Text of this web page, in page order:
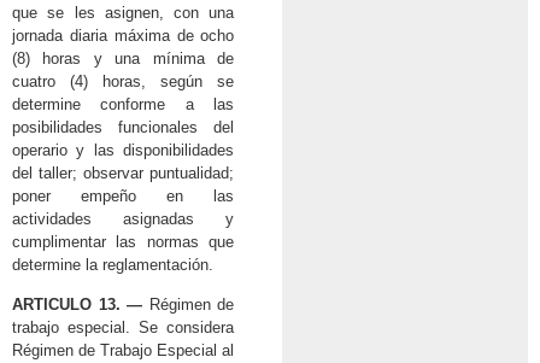
que se les asignen, con una
jornada diaria máxima de ocho
(8) horas y una mínima de
cuatro (4) horas, según se
determine conforme a las
posibilidades funcionales del
operario y las disponibilidades
del taller; observar puntualidad;
poner empeño en las
actividades asignadas y
cumplimentar las normas que
determine la reglamentación.
ARTICULO 13. — Régimen de
trabajo especial. Se considera
Régimen de Trabajo Especial al